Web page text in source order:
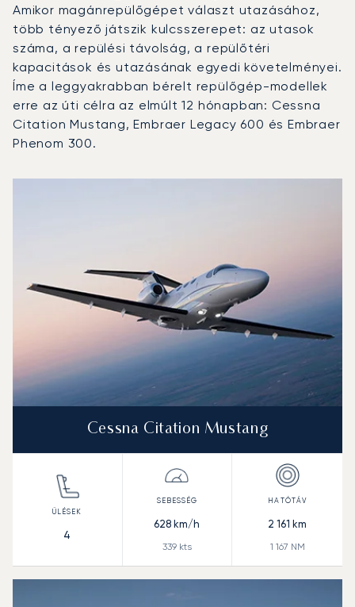
Amikor magánrepülőgépet választ utazásához,
több tényező játszik kulcsszerepet: az utasok
száma, a repülési távolság, a repülőtéri
kapacitások és utazásának egyedi követelményei.
Íme a leggyakrabban bérelt repülőgép-modellek
erre az úti célra az elmúlt 12 hónapban: Cessna
Citation Mustang, Embraer Legacy 600 és Embraer
Phenom 300.
Cessna Citation Mustang
4
628 km/h
339kts
2 161 km
1 167 NM